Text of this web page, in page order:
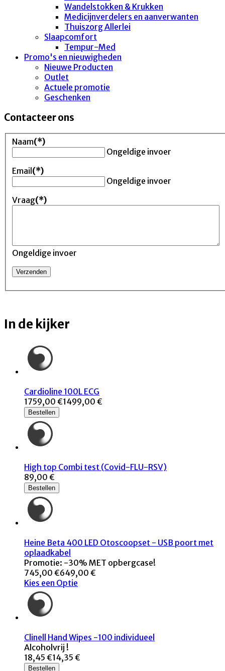
Wandelstokken & Krukken
Medicijnverdelers en aanverwanten
Thuiszorg Allerlei
Slaapcomfort
Tempur-Med
Promo's en nieuwigheden
Nieuwe Producten
Outlet
Actuele promotie
Geschenken
Contacteer ons
Naam(*)
Ongeldige invoer
Email (*)
Ongeldige invoer
Vraag(*)
Ongeldige invoer
In de kijker
Cardioline 100L ECG
1759,00 €1499,00 €
Bestellen
High top Combi test (Covid-FLU-RSV)
89,00 €
Bestellen
Heine Beta 400 LED Otoscoopset - USB poort met
oplaadkabel
Promotie: -30% MET opbergcase!
745,00 €649,00 €
Kies een Optie
Clinell Hand Wipes -100 individueel
Alcoholvrij !
18,45 €14,35 €
Bestellen